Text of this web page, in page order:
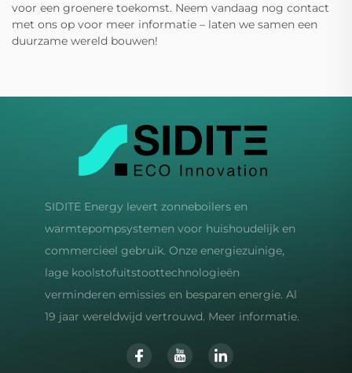
voor een groenere toekomst. Neem vandaag nog contact
met ons op voor meer informatie – laten we samen een
duurzame wereld bouwen!
SIDITE Energy levert zonneboilers en
warmtepompsystemen voor huishoudelijk en
commercieel gebruik. Onze energiezuinige,
lage koolstofuitstoottechnologieën
verminderen emissies en besparen energie. Al
19 jaar wereldwijd vertrouwd. Meer informatie.